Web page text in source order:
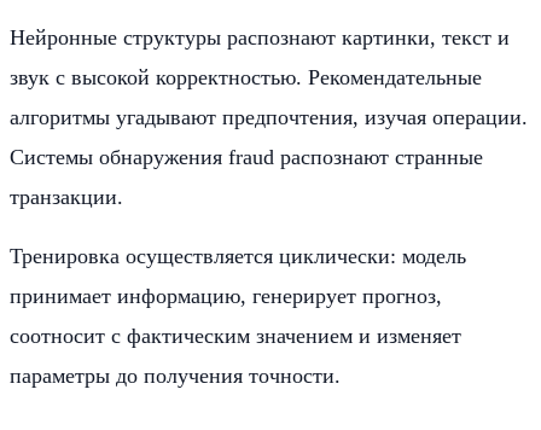
Нейронные структуры распознают картинки, текст и
звук с высокой корректностью. Рекомендательные
алгоритмы угадывают предпочтения, изучая операции.
Системы обнаружения fraud распознают странные
транзакции.
Тренировка осуществляется циклически: модель
принимает информацию, генерирует прогноз,
соотносит с фактическим значением и изменяет
параметры до получения точности.